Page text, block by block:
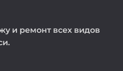
и ремонт всех видов